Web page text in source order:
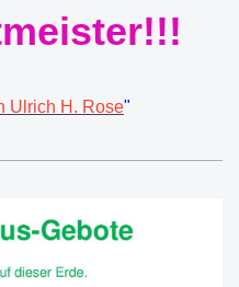
Ulrich H. Rose"